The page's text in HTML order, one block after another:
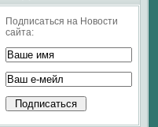
Подписаться на Новости
сайта: